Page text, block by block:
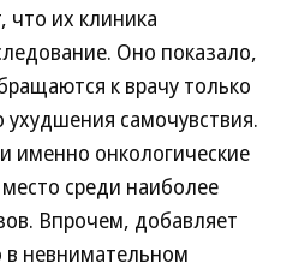
что их клиника
Оно показало,
к врачу только
ухудшения самочувствия.
именно онкологические
среди наиболее
Впрочем, добавляет
в невнимательном